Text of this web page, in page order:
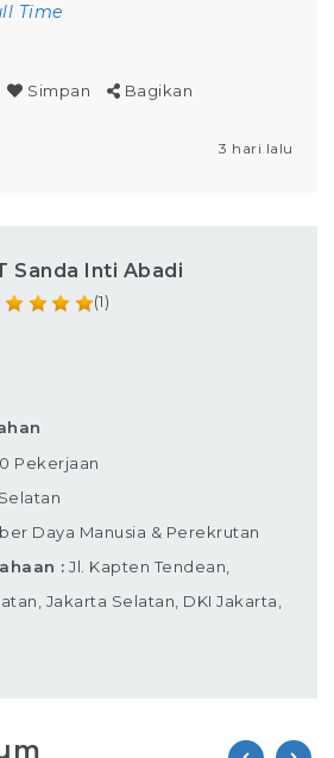
Time
Simpan Bagikan
3 hari lalu
Sanda Inti Abadi
(1)
Pekerjaan
Daya Manusia & Perekrutan
Jl. Kapten Tendean,
Jakarta Selatan, DKI Jakarta,